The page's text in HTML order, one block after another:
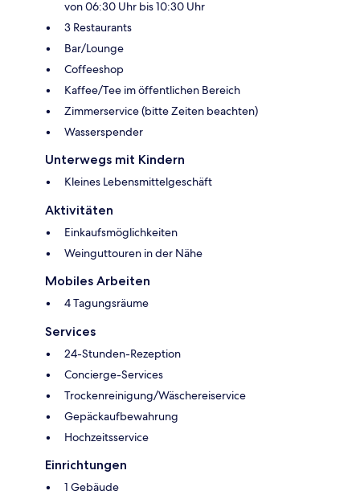
von 06:30 Uhr bis 10:30 Uhr
3 Restaurants
Bar/Lounge
Coffeeshop
Kaffee/Tee im öffentlichen Bereich
Zimmerservice (bitte Zeiten beachten)
Wasserspender
Unterwegs mit Kindern
Kleines Lebensmittelgeschäft
Aktivitäten
Einkaufsmöglichkeiten
Weinguttouren in der Nähe
Mobiles Arbeiten
4 Tagungsräume
Services
24-Stunden-Rezeption
Concierge-Services
Trockenreinigung/Wäschereiservice
Gepäckaufbewahrung
Hochzeitsservice
Einrichtungen
1 Gebäude